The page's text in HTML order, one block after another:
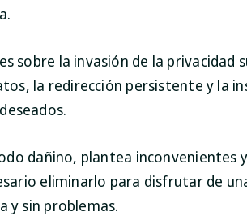
sobre la invasión de la privacidad
la redirección persistente y la
dañino, plantea inconvenientes
eliminarlo para disfrutar de
y sin problemas.